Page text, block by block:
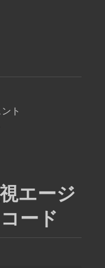
ト
エージ
ード